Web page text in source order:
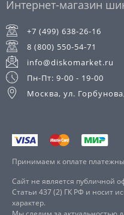
Интернет-магазин
+7 (499) 638-26-16
8 (800) 550-54-71
info@diskomarket.ru
Пн-Пт: 9-00 - 19-00
Москва, ул.
Принимаем к оплате
Сайт не является публичной
Статьи 437 (2) ГК РФ и носит
характер.